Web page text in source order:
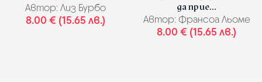
Автор: Лиз Бурбо
8.00 € (15.65 лв.)
да прие...
Автор: Франсоа Льоме
8.00 € (15.65 лв.)